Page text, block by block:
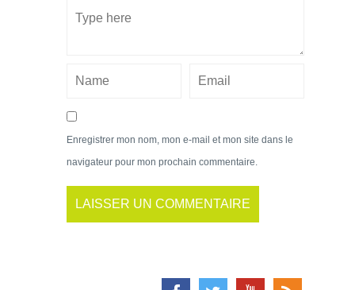
Enregistrer mon nom, mon e-mail et mon site dans le
navigateur pour mon prochain commentaire.